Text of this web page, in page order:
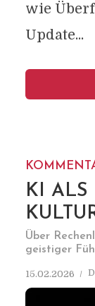
wie
Update...
KI ALS
Über
geistiger
15.02.2026